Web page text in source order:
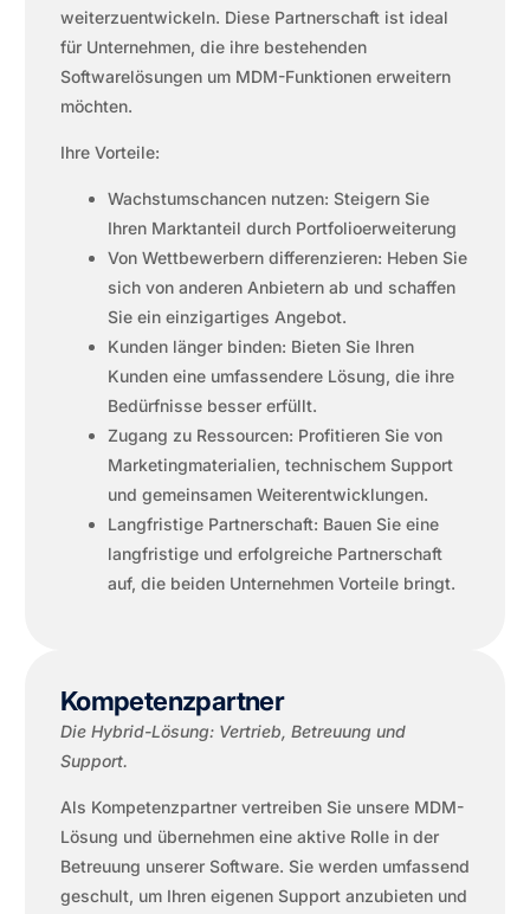
weiterzuentwickeln. Diese Partnerschaft ist ideal
für Unternehmen, die ihre bestehenden
Softwarelösungen um MDM-Funktionen erweitern
möchten.
Ihre Vorteile:
Wachstumschancen nutzen: Steigern Sie
Ihren Marktanteil durch Portfolioerweiterung
Von Wettbewerbern differenzieren: Heben Sie
sich von anderen Anbietern ab und schaffen
Sie ein einzigartiges Angebot.
Kunden länger binden: Bieten Sie Ihren
Kunden eine umfassendere Lösung, die ihre
Bedürfnisse besser erfüllt.
Zugang zu Ressourcen: Profitieren Sie von
Marketingmaterialien, technischem Support
und gemeinsamen Weiterentwicklungen.
Langfristige Partnerschaft: Bauen Sie eine
langfristige und erfolgreiche Partnerschaft
auf, die beiden Unternehmen Vorteile bringt.
Kompetenzpartner
Die Hybrid-Lösung: Vertrieb, Betreuung und
Support.
Als Kompetenzpartner vertreiben Sie unsere MDM-
Lösung und übernehmen eine aktive Rolle in der
Betreuung unserer Software. Sie werden umfassend
geschult, um Ihren eigenen Support anzubieten und